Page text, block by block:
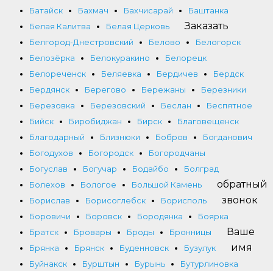
Батайск
Бахмач Бахчисарай
Баштанка
Белая Калитва
Белая Церковь
Белгород-Днестровский
Белово
Белогорск
Белозёрка
Белокуракино
Белорецк
Белореченск
Беляевка Бердичев
Бердск
Бердянск
Берегово Бережаны
Березники
Березовка
Березовский Беслан
Беспятное
Бийск
Биробиджан Бирск
Благовещенск
Благодарный
Близнюки Бобров
Богданович
Богодухов
Богородск
Богородчаны
Богуслав
Богучар Бодайбо
Болград
Болехов
Бологое
Большой Камень
Борислав
Борисоглебск
Борисполь
Боровичи
Боровск Бородянка
Боярка
Братск
Бровары Броды
Бронницы
Брянка
Брянск Буденновск
Бузулук
Буйнакск
Бурштын Бурынь
Бутурлиновка
Заказать
обратный
звонок
Ваше
имя